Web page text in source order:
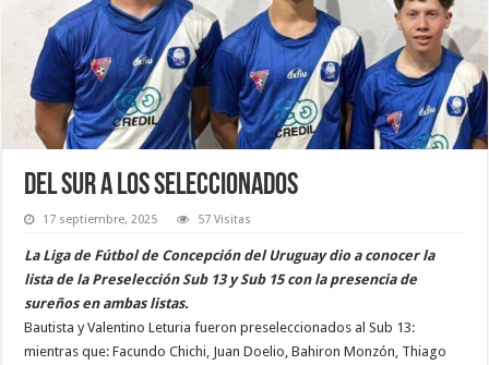
Del sur a los seleccionados
17 septiembre, 2025 57 Visitas
La Liga de Fútbol de Concepción del Uruguay dio a conocer la
lista de la Preselección Sub 13 y Sub 15 con la presencia de
sureños en ambas listas.
Bautista y Valentino Leturia fueron preseleccionados al Sub 13:
mientras que: Facundo Chichi, Juan Doelio, Bahiron Monzón, Thiago